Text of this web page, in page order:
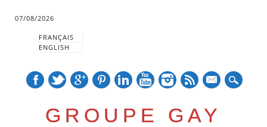
07/08/2026
FRANÇAIS
ENGLISH
GROUPE GAY